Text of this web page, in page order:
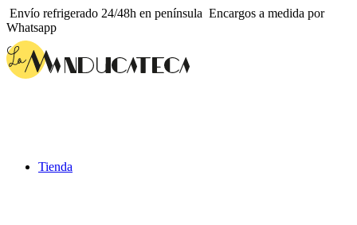
Envío refrigerado 24/48h en península Encargos a medida por
Whatsapp
Tienda